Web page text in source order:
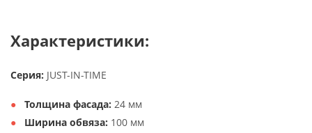
Характеристики:
Серия: JUST-IN-TIME
Толщина фасада: 24 мм
Ширина обвяза: 100 мм